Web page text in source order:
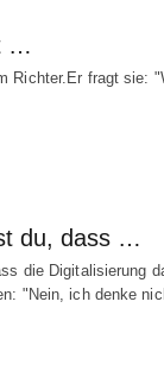
…
Richter.Er fragt sie:
du, dass …
die Digitalisierung
"Nein, ich denke